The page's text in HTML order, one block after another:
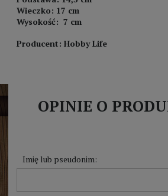
Wieczko: 17 cm
Wysokość: 7 cm
Producent: Hobby Life
OPINIE O
Imię lub pseudonim: